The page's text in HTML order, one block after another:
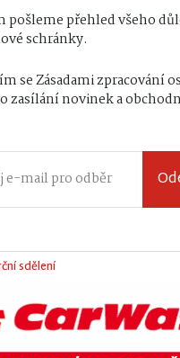
pošleme přehled všeho
schránky.
seZásadami zpracování
zasílání novinek a
sdělení